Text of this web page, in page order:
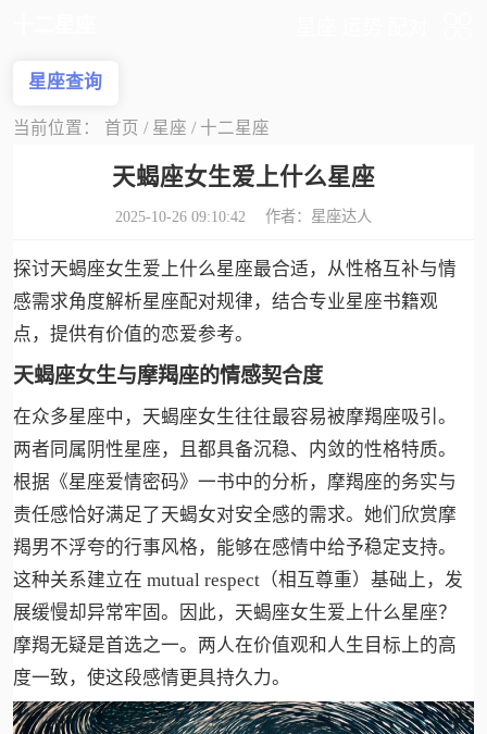
星座查询
当前位置： 首页 / 星座 / 十二星座
天蝎座女生爱上什么星座
2025-10-26 09:10:42 作者： 星座达人
探讨天蝎座女生爱上什么星座最合适，从性格互补与情
感需求角度解析星座配对规律，结合专业星座书籍观
点，提供有价值的恋爱参考。
天蝎座女生与摩羯座的情感契合度
在众多星座中，天蝎座女生往往最容易被摩羯座吸引。
两者同属阴性星座，且都具备沉稳、内敛的性格特质。
根据《星座爱情密码》一书中的分析，摩羯座的务实与
责任感恰好满足了天蝎女对安全感的需求。她们欣赏摩
羯男不浮夸的行事风格，能够在感情中给予稳定支持。
这种关系建立在 mutual respect（相互尊重）基础上，发
展缓慢却异常牢固。因此，天蝎座女生爱上什么星座？
摩羯无疑是首选之一。两人在价值观和人生目标上的高
度一致，使这段感情更具持久力。